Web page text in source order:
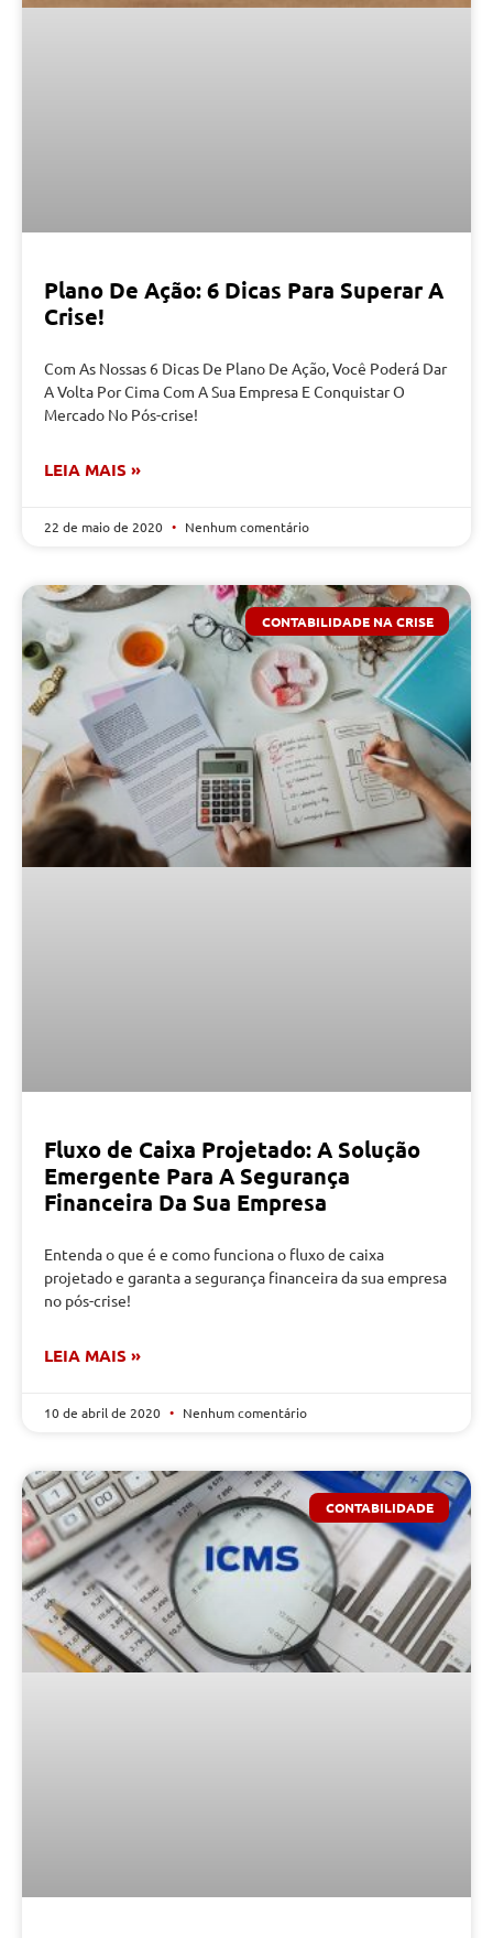
Plano De Ação: 6 Dicas Para Superar A
Crise!
Com As Nossas 6 Dicas De Plano De Ação, Você Poderá Dar
A Volta Por Cima Com A Sua Empresa E Conquistar O
Mercado No Pós-crise!
LEIA MAIS »
22 de maio de 2020 Nenhum comentário
CONTABILIDADE NA CRISE
Fluxo de Caixa Projetado: A Solução
Emergente Para A Segurança
Financeira Da Sua Empresa
Entenda o que é e como funciona o fluxo de caixa
projetado e garanta a segurança financeira da sua empresa
no pós-crise!
LEIA MAIS »
10 de abril de 2020 Nenhum comentário
CONTABILIDADE